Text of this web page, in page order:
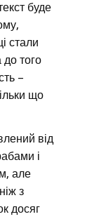
буде
стали
до того
–
що
від
і
але
з
досяг